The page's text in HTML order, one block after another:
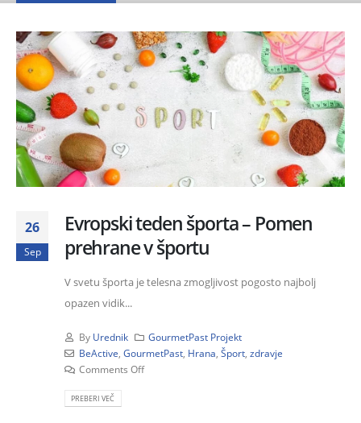
26
Sep
Evropski teden športa – Pomen
prehrane v športu
V svetu športa je telesna zmogljivost pogosto najbolj
opazen vidik...
By Urednik
GourmetPast Projekt
BeActive GourmetPast, Hrana Šport, zdravje
Comments Off
PREBERI VEČ